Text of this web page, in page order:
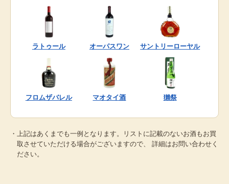
ラトゥール オーパスワン サントリーローヤル
フロムザバレル マオタイ酒 獺祭
・上記はあくまでも一例となります。リストに記載のないお酒もお買
取させていただける場合がございますので、 詳細はお問い合わせく
ださい。